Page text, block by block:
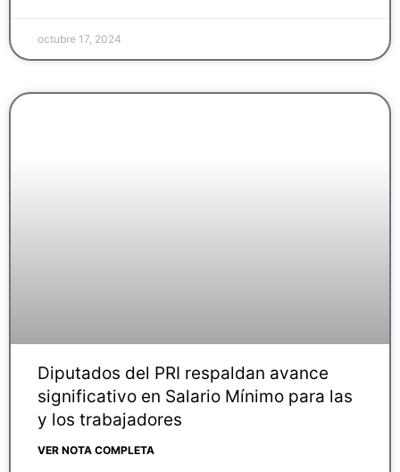
octubre 17, 2024
Diputados del PRI respaldan avance
significativo en Salario Mínimo para las
y los trabajadores
VER NOTA COMPLETA